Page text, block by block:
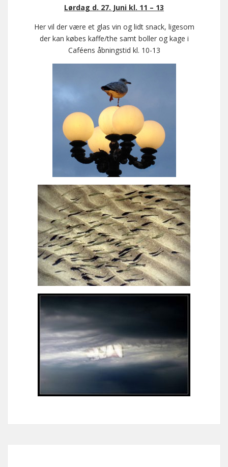
Lørdag d. 27. Juni kl. 11 – 13
Her vil der være et glas vin og lidt snack, ligesom
der kan købes kaffe/the samt boller og kage i
Caféens åbningstid kl. 10-13